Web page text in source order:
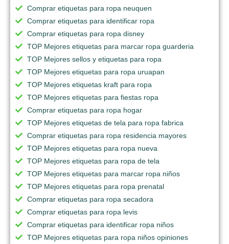
Comprar etiquetas para ropa neuquen
Comprar etiquetas para identificar ropa
Comprar etiquetas para ropa disney
TOP Mejores etiquetas para marcar ropa guarderia
TOP Mejores sellos y etiquetas para ropa
TOP Mejores etiquetas para ropa uruapan
TOP Mejores etiquetas kraft para ropa
TOP Mejores etiquetas para fiestas ropa
Comprar etiquetas para ropa hogar
TOP Mejores etiquetas de tela para ropa fabrica
Comprar etiquetas para ropa residencia mayores
TOP Mejores etiquetas para ropa nueva
TOP Mejores etiquetas para ropa de tela
TOP Mejores etiquetas para marcar ropa niños
TOP Mejores etiquetas para ropa prenatal
Comprar etiquetas para ropa secadora
Comprar etiquetas para ropa levis
Comprar etiquetas para identificar ropa niños
TOP Mejores etiquetas para ropa niños opiniones